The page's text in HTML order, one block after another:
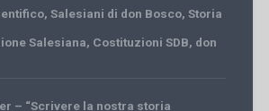
, Salesiani di don Bosco, Storia
Salesiana, Costituzioni SDB, don
– “Scrivere la nostra storia